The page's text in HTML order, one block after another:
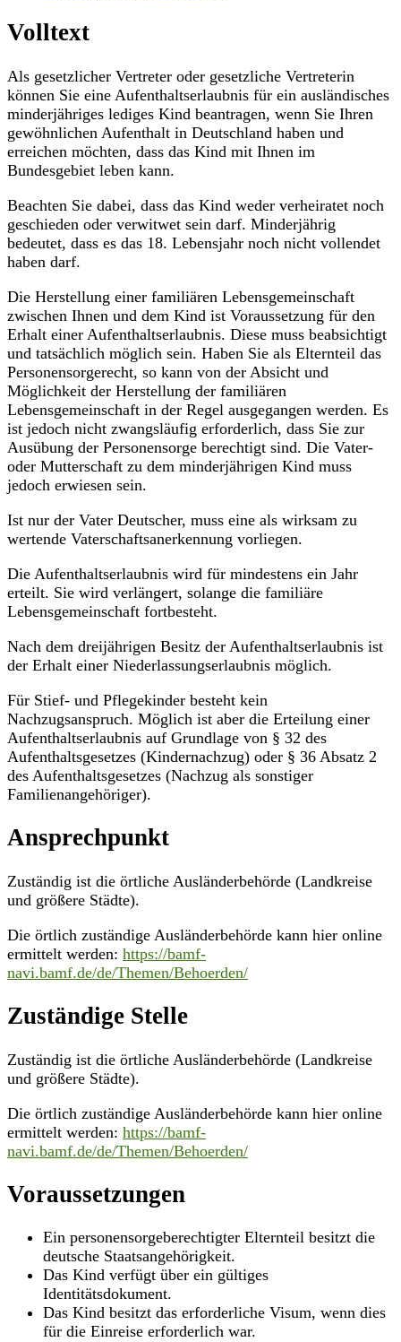
Volltext
Als gesetzlicher Vertreter oder gesetzliche Vertreterin
können Sie eine Aufenthaltserlaubnis für ein ausländisches
minderjähriges lediges Kind beantragen, wenn Sie Ihren
gewöhnlichen Aufenthalt in Deutschland haben und
erreichen möchten, dass das Kind mit Ihnen im
Bundesgebiet leben kann.
Beachten Sie dabei, dass das Kind weder verheiratet noch
geschieden oder verwitwet sein darf. Minderjährig
bedeutet, dass es das 18. Lebensjahr noch nicht vollendet
haben darf.
Die Herstellung einer familiären Lebensgemeinschaft
zwischen Ihnen und dem Kind ist Voraussetzung für den
Erhalt einer Aufenthaltserlaubnis. Diese muss beabsichtigt
und tatsächlich möglich sein. Haben Sie als Elternteil das
Personensorgerecht, so kann von der Absicht und
Möglichkeit der Herstellung der familiären
Lebensgemeinschaft in der Regel ausgegangen werden. Es
ist jedoch nicht zwangsläufig erforderlich, dass Sie zur
Ausübung der Personensorge berechtigt sind. Die Vater-
oder Mutterschaft zu dem minderjährigen Kind muss
jedoch erwiesen sein.
Ist nur der Vater Deutscher, muss eine als wirksam zu
wertende Vaterschaftsanerkennung vorliegen.
Die Aufenthaltserlaubnis wird für mindestens ein Jahr
erteilt. Sie wird verlängert, solange die familiäre
Lebensgemeinschaft fortbesteht.
Nach dem dreijährigen Besitz der Aufenthaltserlaubnis ist
der Erhalt einer Niederlassungserlaubnis möglich.
Für Stief- und Pflegekinder besteht kein
Nachzugsanspruch. Möglich ist aber die Erteilung einer
Aufenthaltserlaubnis auf Grundlage von § 32 des
Aufenthaltsgesetzes (Kindernachzug) oder § 36 Absatz 2
des Aufenthaltsgesetzes (Nachzug als sonstiger
Familienangehöriger).
Ansprechpunkt
Zuständig ist die örtliche Ausländerbehörde (Landkreise
und größere Städte).
Die örtlich zuständige Ausländerbehörde kann hier online
ermittelt werden: https://bamf-
navi.bamf.de/de/Themen/Behoerden/
Zuständige Stelle
Zuständig ist die örtliche Ausländerbehörde (Landkreise
und größere Städte).
Die örtlich zuständige Ausländerbehörde kann hier online
ermittelt werden: https://bamf-
navi.bamf.de/de/Themen/Behoerden/
Voraussetzungen
Ein personensorgeberechtigter Elternteil besitzt die
deutsche Staatsangehörigkeit.
Das Kind verfügt über ein gültiges
Identitätsdokument.
Das Kind besitzt das erforderliche Visum, wenn dies
für die Einreise erforderlich war.